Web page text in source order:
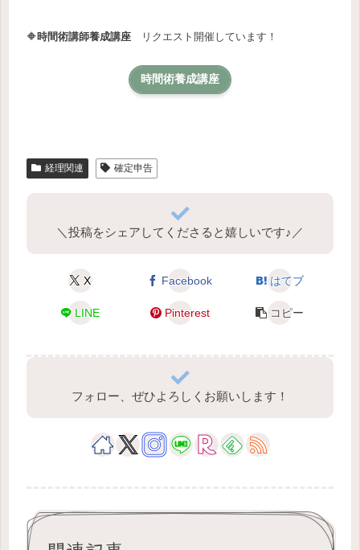
🔶 時間術講師養成講座 リクエスト開催しています！
時間術養成講座
経理関連 確定申告
＼投稿をシェアしてくださると嬉しいです♪／
X Facebook はてブ
LINE Pinterest コピー
フォロー、ぜひよろしくお願いします！